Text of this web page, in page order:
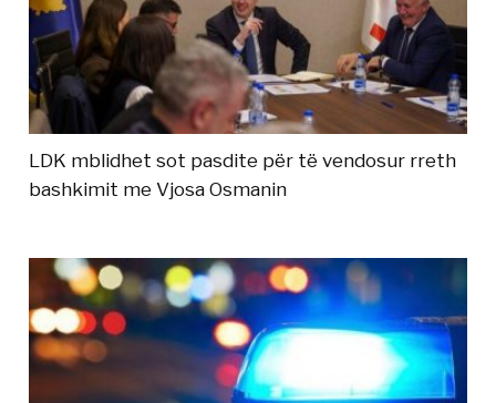
LDK mblidhet sot pasdite për të vendosur rreth
bashkimit me Vjosa Osmanin